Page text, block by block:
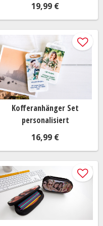
19,99 €
Kofferanhänger Set
personalisiert
16,99 €